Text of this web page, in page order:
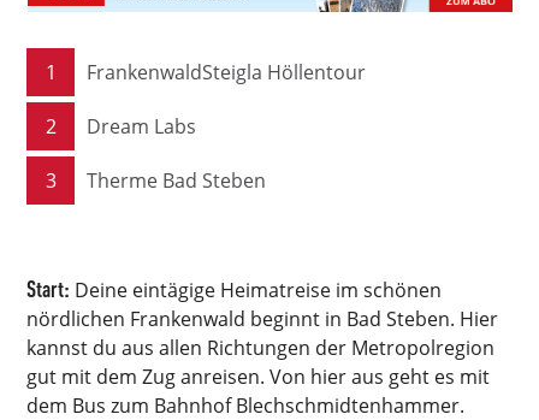
1 FrankenwaldSteigla Höllentour
2 Dream Labs
3 Therme Bad Steben
Start: Deine eintägige Heimatreise im schönen
nördlichen Frankenwald beginnt in Bad Steben. Hier
kannst du aus allen Richtungen der Metropolregion
gut mit dem Zug anreisen. Von hier aus geht es mit
dem Bus zum Bahnhof Blechschmidtenhammer.